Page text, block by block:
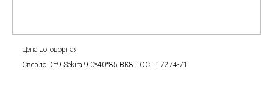
Цена договорная
Сверло D=9 Sekira 9.0*40*85 BK8 ГОСТ 17274-71